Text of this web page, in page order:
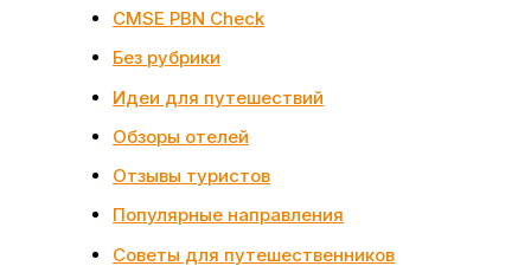
CMSE PBN Check
Без рубрики
Идеи для путешествий
Обзоры отелей
Отзывы туристов
Популярные направления
Советы для путешественников